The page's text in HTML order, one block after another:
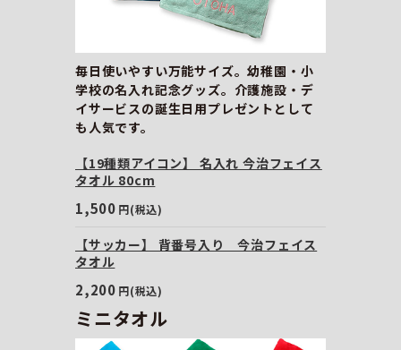
毎日使いやすい万能サイズ。幼稚園・小
学校の名入れ記念グッズ。介護施設・デ
イサービスの誕生日用プレゼントとして
も人気です。
【19種類アイコン】 名入れ 今治フェイス
タオル 80cm
1,500 円(税込)
【サッカー】 背番号入り 今治フェイス
タオル
2,200 円(税込)
ミニタオル